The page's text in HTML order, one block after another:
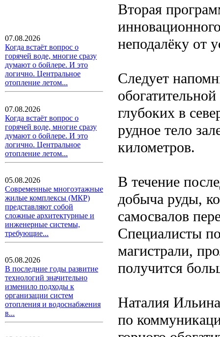
07.08.2026
Когда встаёт вопрос о
горячей воде, многие сразу
думают о бойлере. И это
логично. Центральное
отопление летом...
07.08.2026
Когда встаёт вопрос о
горячей воде, многие сразу
думают о бойлере. И это
логично. Центральное
отопление летом...
05.08.2026
Современные многоэтажные
жилые комплексы (МКР)
представляют собой
сложные архитектурные и
инженерные системы,
требующие...
05.08.2026
В последние годы развитие
технологий значительно
изменило подходы к
организации систем
отопления и водоснабжения
в...
Вторая
неподалёку от
Следует
глубоких в
рудное тело
километров.
В течение
добыча руды,
самосвалов
Специалисты
магистрали,
получится
Наталия
по